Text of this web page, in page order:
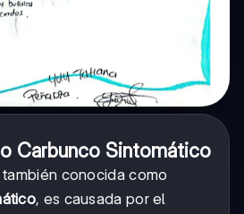
Carbunco Sintomático
conocida como
, es causada por el